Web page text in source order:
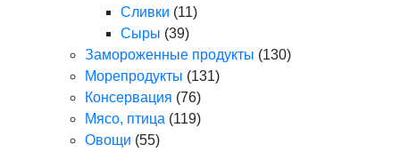
Сливки (11)
Сыры (39)
Замороженные продукты (130)
Морепродукты (131)
Консервация (76)
Мясо, птица (119)
Овощи (55)